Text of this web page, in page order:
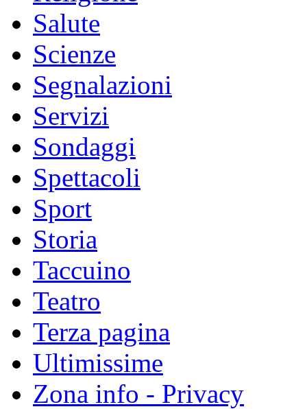
Salute
Scienze
Segnalazioni
Servizi
Sondaggi
Spettacoli
Sport
Storia
Taccuino
Teatro
Terza pagina
Ultimissime
Zona info - Privacy